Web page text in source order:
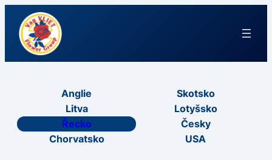
Anglie
Skotsko
Litva
Lotyšsko
Řecko
Česky
Chorvatsko
USA